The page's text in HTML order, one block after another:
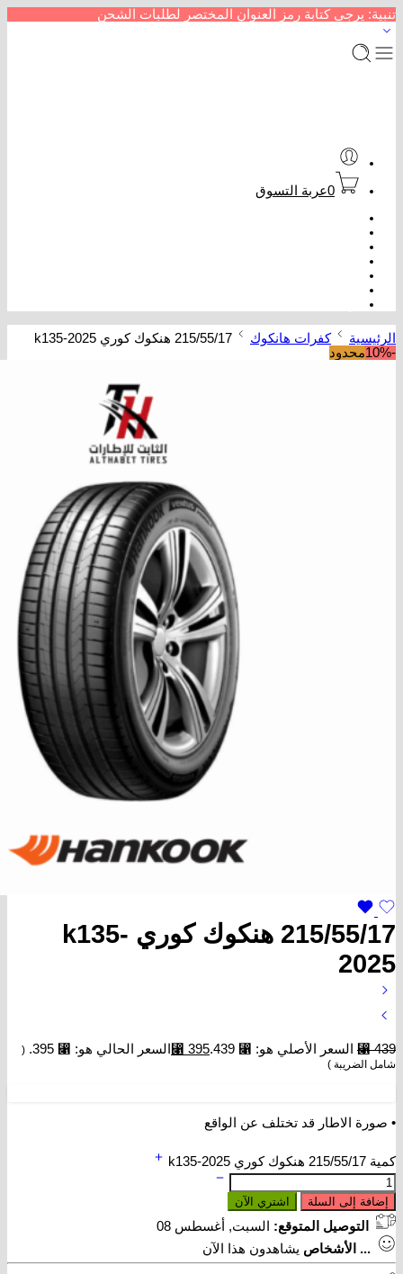
تنبية: يرجى كتابة رمز العنوان المختصر لطلبات الشحن
0عربة التسوق
الرئيسية كفرات هانكوك
215/55/17 هنكوك كوري k135-2025
-10%
محدود
215/55/17 هنكوك كوري k135-
2025
⃁439 السعر الأصلي هو: ⃁ 439. ⃁ 395 السعر الحالي هو: ⃁ 395.
(
شامل الضريبة )
• صورة الاطار قد تختلف عن الواقع
كمية 215/55/17 هنكوك كوري k135-2025
إضافة إلى السلة اشتري الآن
التوصيل المتوقع:
السبت, أغسطس 08
...
الأشخاص يشاهدون هذا الآن